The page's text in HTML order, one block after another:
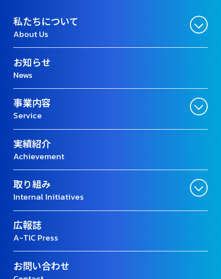
私たちについて
About Us
お知らせ
News
事業内容
Service
実績紹介
Achievement
取り組み
Internal Initiatives
広報誌
A-TIC Press
お問い合わせ